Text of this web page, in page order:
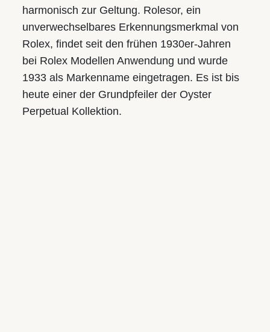
harmonisch zur Geltung. Rolesor, ein
unverwechsel­bares Erkennungs­merkmal von
Rolex, findet seit den frühen 1930er-Jahren
bei Rolex Modellen Anwendung und wurde
1933 als Markenname eingetragen. Es ist bis
heute einer der Grundpfeiler der Oyster
Perpetual Kollektion.
Tel.:+43 732 774105-31
E-Mail:juwelier@smwild.at
Öffnungszeiten:
Mo.-Fr.: 9.30 bis 18.00
Sa.: 9.30 bis 17.00